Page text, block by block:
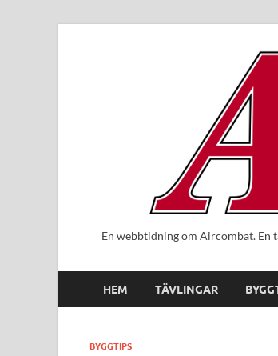
En webbtidning om Aircombat.
HEM TÄVLINGAR
BYGGTIPS